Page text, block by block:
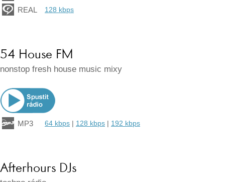
REAL 128 kbps
54 House FM
nonstop fresh house music mixy
MP3 64 kbps | 128 kbps | 192 kbps
Afterhours DJs